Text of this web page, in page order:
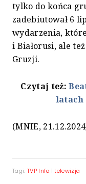
tylko do końca
zadebiutował 6
wydarzenia,
i Białorusi, ale
Gruzji.
Czytaj też:
latach
(MNIE,
Tagi: TVP Info |telewizja